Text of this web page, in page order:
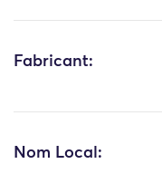
Fabricant:
Nom Local: